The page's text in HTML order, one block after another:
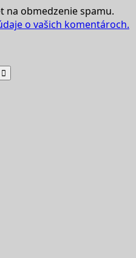
na obmedzenie spamu.
o vašich komentároch.